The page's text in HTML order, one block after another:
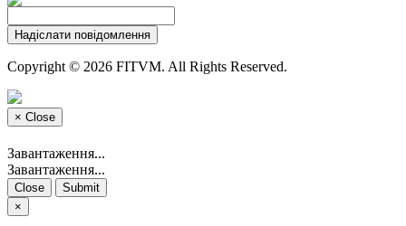
Надіслати повідомлення
Copyright © 2026 FITVM. All Rights Reserved.
× Close
Завантаження...
Завантаження...
Close
Submit
×